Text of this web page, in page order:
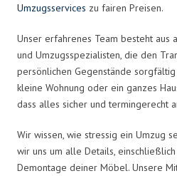
Umzugsservices zu fairen Preisen.
Unser erfahrenes Team besteht
und Umzugsspezialisten, die den
persönlichen Gegenstände
kleine Wohnung oder ein ganzes
dass alles sicher und termingerecht
Wir wissen, wie stressig ein Umzug
wir uns um alle Details,
Demontage deiner Möbel. Unsere